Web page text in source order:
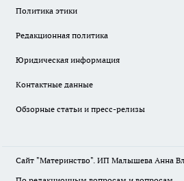
Политика этики
Редакционная политика
Юридическая информация
Контактные данные
Обзорные статьи и пресс-релизы
Сайт "Материнство". ИП Малышева Анна